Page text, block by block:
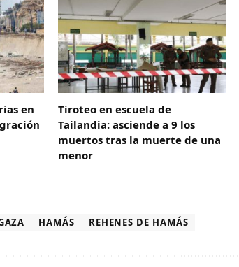
en
Tiroteo en escuela de
Tailandia: asciende a 9 los
muertos tras la muerte de una
menor
HAMÁS REHENES DE HAMÁS